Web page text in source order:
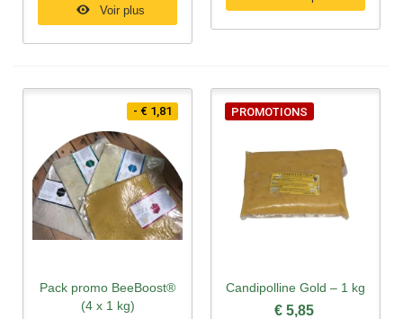
Voir plus
- € 1,81
Pack promo BeeBoost®
(4 x 1 kg)
PROMOTIONS
Candipolline Gold – 1 kg
€ 5,85